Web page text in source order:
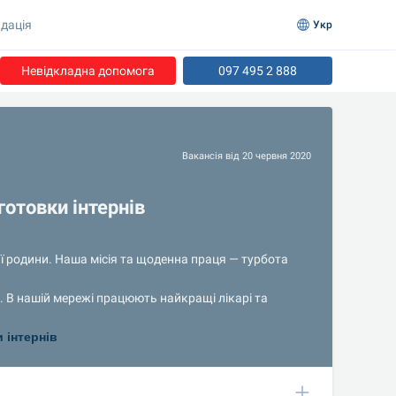
Невідкладна допомога 097 495 2 888
Вакансія від 20 червня 2020
інтернів
Наша місія та щоденна праця — турбота
В нашій мережі працюють найкращі лікарі та
Укр